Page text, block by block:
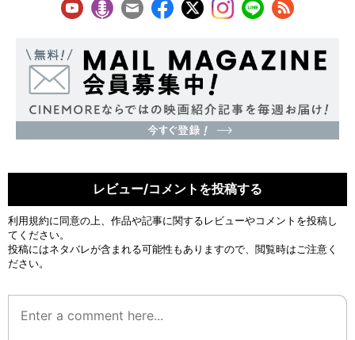
レビュー/コメントを投稿する
利用規約に同意の上、作品や記事に関するレビューやコメントを投稿し
てください。
投稿にはネタバレが含まれる可能性もありますので、閲覧時はご注意く
ださい。